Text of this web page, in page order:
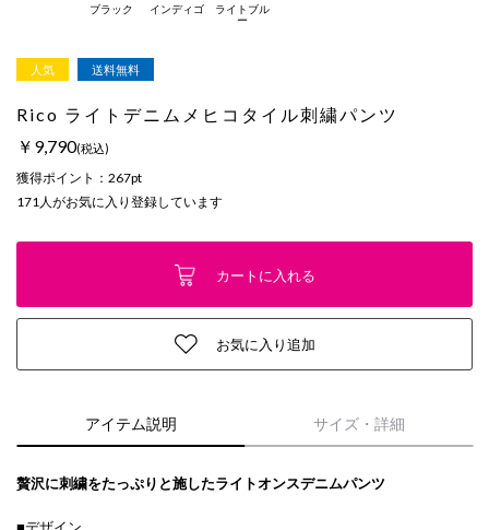
ブラック インディゴ
ライトブル
ー
人気 送料無料
Rico ライトデニムメヒコタイル刺繍パンツ
￥9,790(税込)
獲得ポイント： 267pt
171 人がお気に入り登録しています
カートに入れる
お気に入り追加
アイテム説明 サイズ・詳細
贅沢に刺繍をたっぷりと施したライトオンスデニムパンツ